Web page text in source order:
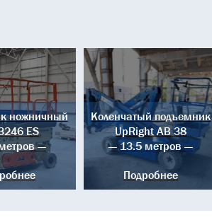
ножничный
ES
---
Коленчатый подъемник
UpRight AB 38
--- 13.5 метров ---
Подробнее